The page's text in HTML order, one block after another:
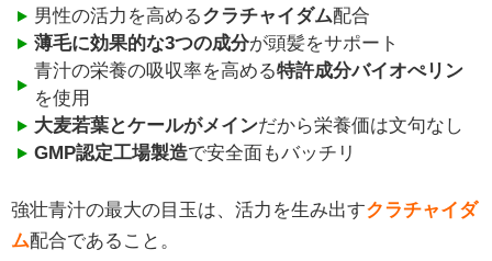
男性の活力を高めるクラチャイダム配合
薄毛に効果的な3つの成分が頭髪をサポート
青汁の栄養の吸収率を高める特許成分バイオぺリン
を使用
大麦若葉とケールがメインだから栄養価は文句なし
GMP認定工場製造で安全面もバッチリ
強壮青汁の最大の目玉は、活力を生み出すクラチャイダ
ム配合であること。